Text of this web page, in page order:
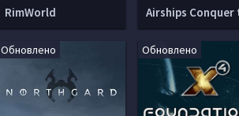
RimWorld
Обновлено Обновлено